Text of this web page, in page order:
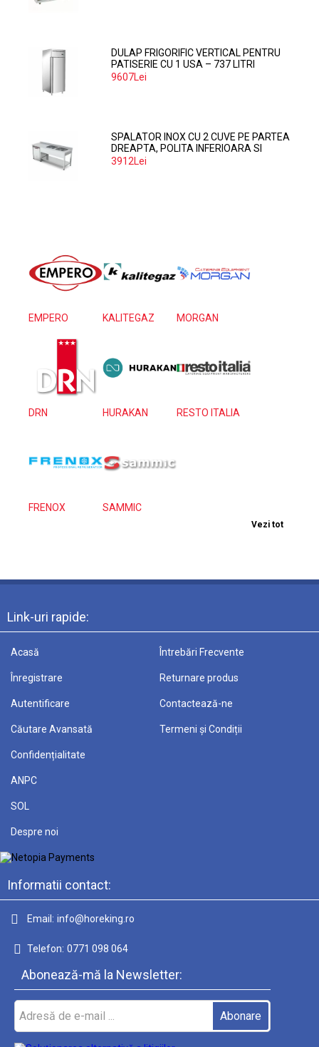
DULAP FRIGORIFIC VERTICAL PENTRU
PATISERIE CU 1 USA – 737 LITRI
9607Lei
SPALATOR INOX CU 2 CUVE PE PARTEA
DREAPTA, POLITA INFERIOARA SI
SPATIU MASINA SPALAT 160*70*85
3912Lei
EMPERO KALITEGAZ MORGAN
DRN HURAKAN RESTO ITALIA
FRENOX SAMMIC
Vezi tot
Link-uri rapide:
Acasă
Înregistrare
Autentificare
Căutare Avansată
Întrebări Frecvente
Returnare produs
Contactează-ne
Termeni și Condiții
Confidențialitate
ANPC
SOL
Despre noi
Informatii contact:
Email: info@horeking.ro
Telefon: 0771 098 064
Abonează-mă la Newsletter: